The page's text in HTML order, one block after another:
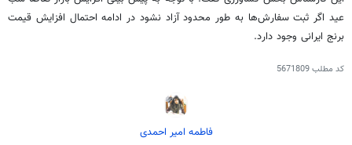
عید اگر ثبت سفارش‌ها به طور محدود آزاد نشود در ادامه احتمال افزایش قیمت
برنج ایرانی وجود دارد.
کد مطلب5671809
فاطمه امیر احمدی